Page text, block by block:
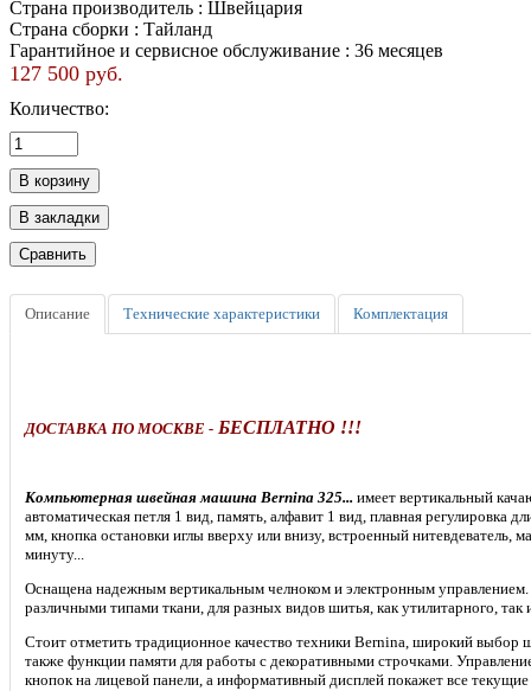
Страна производитель : Швейцария
Страна сборки : Тайланд
Гарантийное и сервисное обслуживание : 36 месяцев
127 500 руб.
Количество:
Описание Технические характеристики Комплектация
ДОСТАВКА ПО МОСКВЕ - БЕСПЛАТНО !!!
Компьютерная швейная машина Bernina 325... имеет вертикальный
автоматическая петля 1 вид, память, алфавит 1 вид, плавная
мм, кнопка остановки иглы вверху или внизу, встроенный нитевдеватель,
минуту...
Оснащена надежным вертикальным челноком и электронным
различными типами ткани, для разных видов шитья, как утилитарного, так
Стоит отметить традиционное качество техники Bernina, широкий выбор
также функции памяти для работы с декоративными строчками.
кнопок на лицевой панели, а информативный дисплей покажет все